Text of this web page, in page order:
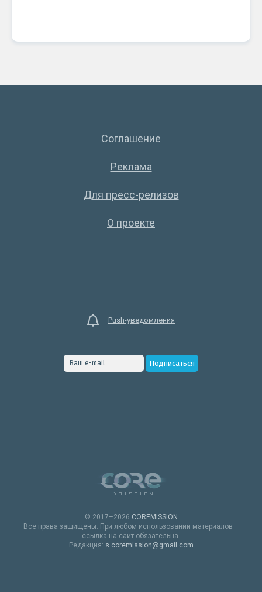
Соглашение
Реклама
Для пресс-релизов
О проекте
Push-уведомления
© 2017–2026 COREMISSION
Все права защищены. При любом использовании материалов –
ссылка на сайт обязательна.
Редакция: s.coremission@gmail.com